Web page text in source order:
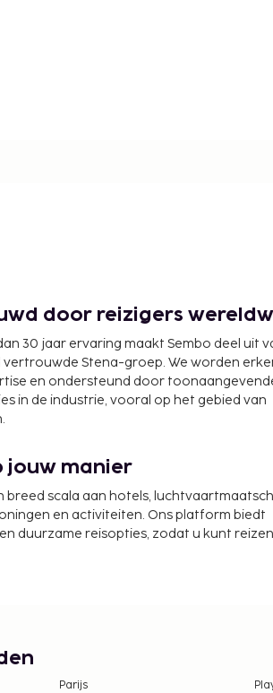
door reizigers
30 jaar ervaring maakt Sembo deel uit
vertrouwde Stena-groep. We worden
en ondersteund door
in de industrie, vooral op het gebied van
jouw manier
breed scala aan hotels,
en activiteiten. Ons platform biedt
duurzame reisopties, zodat u kunt
Parijs